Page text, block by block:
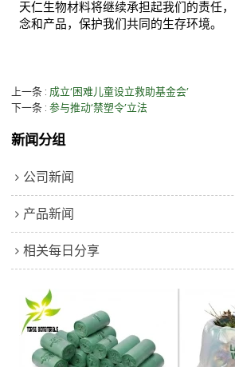
天仁生物材料将继续承担起我们的责任
念和产品，保护我们共同的生存环境。
上一条 成立‘困难儿童设立救助基金会’
下一条 参与推动‘禁塑令’立法
新闻分组
公司新闻
产品新闻
相关每日分享